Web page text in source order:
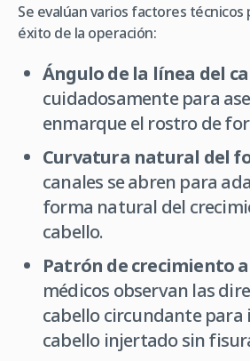
Se evalúan varios factores técnicos
éxito de la operación:
Ángulo de la línea del
cuidadosamente para
enmarque el rostro de
Curvatura natural del
canales se abren para
forma natural del
cabello.
Patrón de crecimiento
médicos observan las
cabello circundante para
cabello injertado sin